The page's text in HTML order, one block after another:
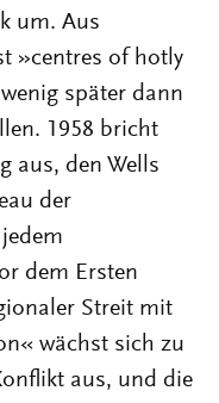
um. Aus
»centres of hotly
später dann
1958 bricht
aus, den Wells
der
dem Ersten
Streit mit
wächst sich zu
aus, und die